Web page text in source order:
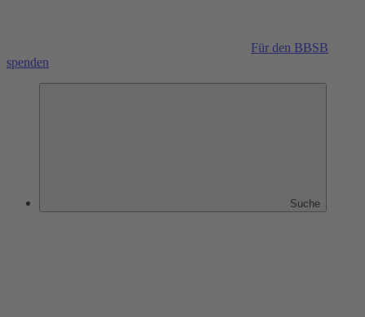
Für den BBSB
spenden
Suche